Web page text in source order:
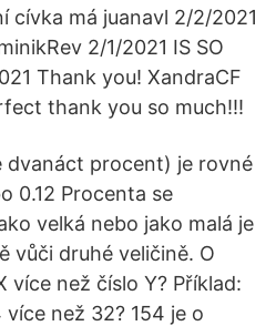
cívka má juanavl 2/2/2021
2/1/2021 IS SO
Thank you! XandraCF
thank you so much!!!
dvanáct procent) je rovné
0.12 Procenta se
velká nebo jako malá je
vůči druhé veličině. O
více než číslo Y? Příklad:
než 32? 154 je o